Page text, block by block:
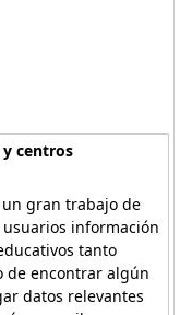
centros
gran trabajo de
información
tanto
de encontrar algún
datos relevantes